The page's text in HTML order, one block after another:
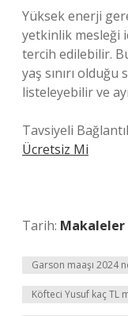
Yüksek enerji
yetkinlik mesleği
tercih edilebilir.
yaş sınırı
listeleyebilir ve
Tavsiyeli
Ücretsiz Mi
Tarih: Makaleler
Garson maaşı 2024
Köfteci Yusuf kaç TL